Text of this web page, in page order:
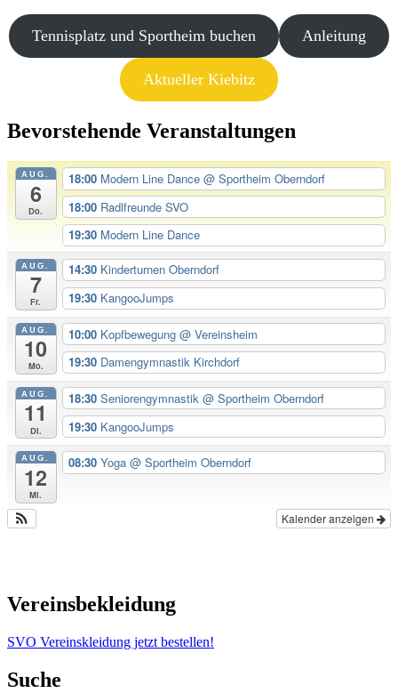
Tennisplatz und Sportheim buchen Anleitung
Aktueller Kiebitz
Bevorstehende Veranstaltungen
AUG.
6
Do.
18:00 Modern Line Dance @ Sportheim Oberndorf
18:00 Radlfreunde SVO
19:30 Modern Line Dance
AUG.
7
Fr.
14:30 Kinderturnen Oberndorf
19:30 KangooJumps
AUG.
10
Mo.
10:00 Kopfbewegung @ Vereinsheim
19:30 Damengymnastik Kirchdorf
AUG.
11
Di.
18:30 Seniorengymnastik @ Sportheim Oberndorf
19:30 KangooJumps
AUG.
12
Mi.
08:30 Yoga @ Sportheim Oberndorf
Kalender anzeigen
Vereinsbekleidung
SVO Vereinskleidung jetzt bestellen!
Suche